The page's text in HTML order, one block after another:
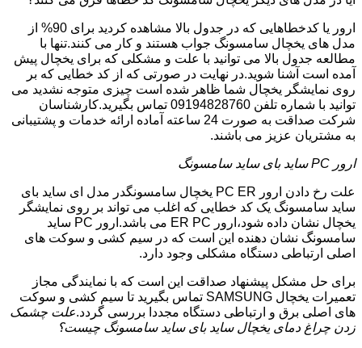
ارور یا کدخطاهایی که در جدول بالا مشاهده کردید برای 90% از
مدل های یخچال سامسونگ جواب هستند و کار می کنند.تنها با
مطالعه جدول بالا می توانید با علت و مشکلی که برای یخچال پیش
آمده است آشنا شوید.در نهایت در صورتی که از کد خطایی که بر
روی نمایشگر یخچال شما ظاهر شده است چیزی متوجه نشدید می
توانید با شماره تلفن 09194828760 تماس بگیرید.کارشناسان
شرکت صداقت به صورت 24 ساعته آماده ارائه خدمات و پشتیبانی
به مشتریان عزیز می باشند.
ارور PC ساید بای ساید سامسونگ
علت رخ دادن ارور PC ER یخچال سامسونگدر مدل ای ساید بای
ساید سامسونگ یک کد خطایی که اغلب می تواند بر روی نمایشگر
یخچال نشان داده شود،ارور ER PC می باشد.ارور PC ساید
سامسونگ نشان دهنده این است که در سیم کشی و سوکت های
اصلی ارتباطی دستگاه مشکلی وجود دارد.
برای حل مشکل پیشنهاد صداقت این است که با نمایندگی مجاز
تعمیرات یخچال SAMSUNG تماس بگیرید تا سیم کشی و سوکت
های اصلی برق و ارتباطی دستگاه مجددا بررسی گردد.علت چشمک
زدن چراغ دمای یخچال ساید بای ساید سامسونگ چیست؟